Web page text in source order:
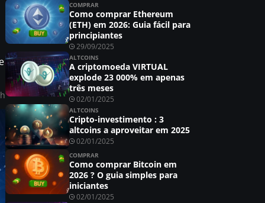
COMPRAR
Como comprar Ethereum
(ETH) em 2026: Guia fácil para
principiantes
29/09/2025
ALTCOINS
A criptomoeda VIRTUAL
explode 23 000% em apenas
três meses
02/01/2025
ALTCOINS
Cripto-investimento : 3
altcoins a aproveitar em 2025
02/01/2025
COMPRAR
Como comprar Bitcoin em
2026 ? O guia simples para
iniciantes
02/01/2025